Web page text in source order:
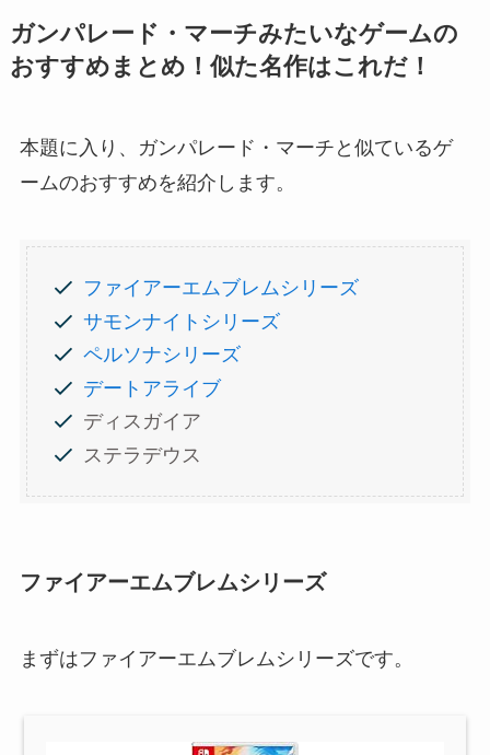
ガンパレード・マーチみたいなゲームの
おすすめまとめ！似た名作はこれだ！
本題に入り、ガンパレード・マーチと似ているゲ
ームのおすすめを紹介します。
ファイアーエムブレムシリーズ
サモンナイトシリーズ
ペルソナシリーズ
デートアライブ
ディスガイア
ステラデウス
ファイアーエムブレムシリーズ
まずはファイアーエムブレムシリーズです。